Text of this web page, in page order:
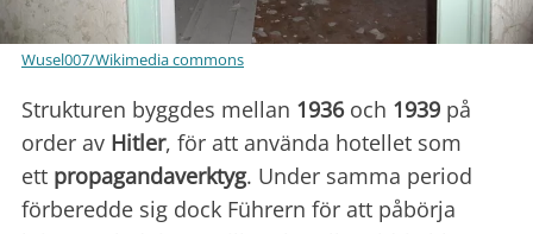
Wusel007/Wikimedia commons
Strukturen byggdes mellan 1936och 1939 på
order av Hitler, för att använda hotellet som
ett propagandaverktyg. Under samma period
förberedde sig dock Führern för att påbörja